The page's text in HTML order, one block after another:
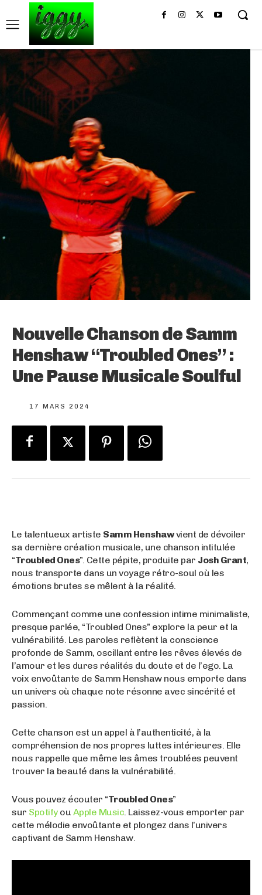
Nouvelle Chanson de Samm
Henshaw “Troubled Ones” :
Une Pause Musicale Soulful
17 MARS 2024
Le talentueux artiste Samm Henshawvient de dévoiler
sa dernière création musicale, une chanson intitulée
“Troubled Ones”. Cette pépite, produite par Josh Grant,
nous transporte dans un voyage rétro-soul où les
émotions brutes se mêlent à la réalité.
Commençant comme une confession intime minimaliste,
presque parlée, “Troubled Ones” explore la peur et la
vulnérabilité. Les paroles reflètent la conscience
profonde de Samm, oscillant entre les rêves élevés de
l’amour et les dures réalités du doute et de l’ego. La
voix envoûtante de Samm Henshaw nous emporte dans
un univers où chaque note résonne avec sincérité et
passion.
Cette chanson est un appel à l’authenticité, à la
compréhension de nos propres luttes intérieures. Elle
nous rappelle que même les âmes troublées peuvent
trouver la beauté dans la vulnérabilité.
Vous pouvez écouter “Troubled Ones”
sur Spotifyou Apple Music . Laissez-vous emporter par
cette mélodie envoûtante et plongez dans l’univers
captivant de Samm Henshaw.